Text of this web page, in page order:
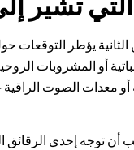
يؤطر التوقعات
أو المشروبات
الصوت الراقية -
توجه إحدى الرقائق